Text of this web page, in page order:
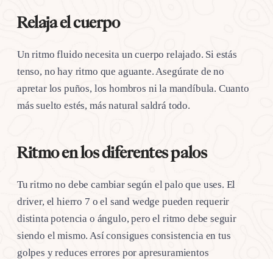
Relaja el cuerpo
Un ritmo fluido necesita un cuerpo relajado. Si estás
tenso, no hay ritmo que aguante. Asegúrate de no
apretar los puños, los hombros ni la mandíbula. Cuanto
más suelto estés, más natural saldrá todo.
Ritmo en los diferentes palos
Tu ritmo no debe cambiar según el palo que uses. El
driver, el hierro 7 o el sand wedge pueden requerir
distinta potencia o ángulo, pero el ritmo debe seguir
siendo el mismo. Así consigues consistencia en tus
golpes y reduces errores por apresuramientos